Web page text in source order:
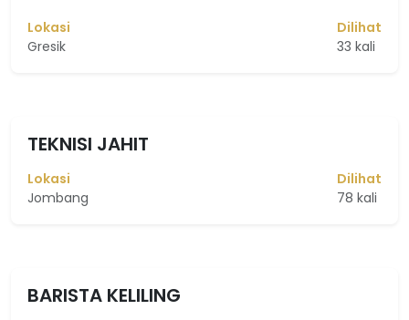
Lokasi
Gresik
Dilihat
33 kali
TEKNISI JAHIT
Lokasi
Jombang
Dilihat
78 kali
BARISTA KELILING